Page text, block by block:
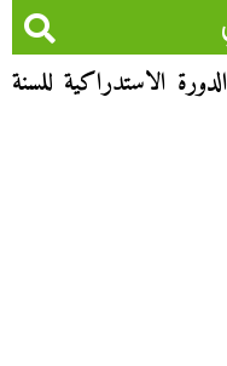
الاستدراكية للسنة